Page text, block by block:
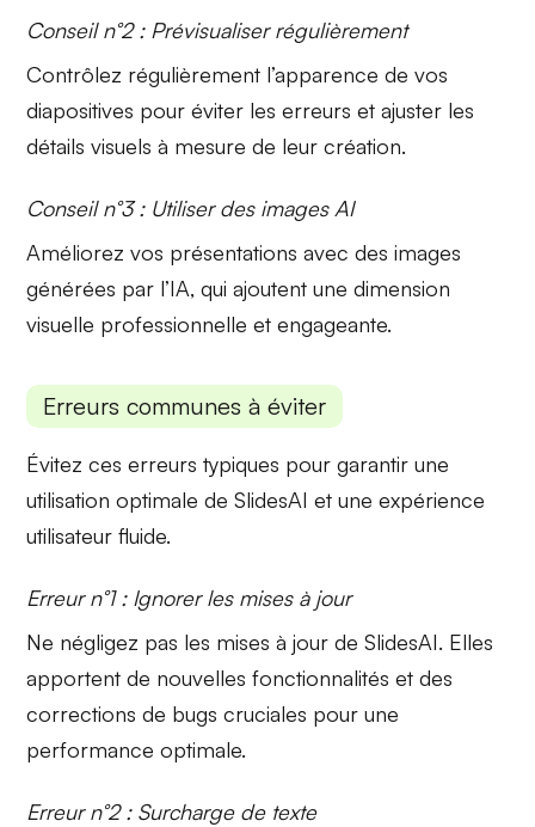
Conseil n°2 : Prévisualiser régulièrement
Contrôlez régulièrement l’apparence de vos
diapositives pour éviter les erreurs et ajuster les
détails visuels à mesure de leur création.
Conseil n°3 : Utiliser des images AI
Améliorez vos présentations avec desimages
générées par l’IA, qui ajoutent une dimension
visuelle professionnelle et engageante.
Erreurs communes à éviter
Évitez ces erreurs typiques pour garantir une
utilisation optimale deSlidesAI et une expérience
utilisateur fluide.
Erreur n°1 : Ignorer les mises à jour
Ne négligez pas les mises à jour de SlidesAI. Elles
apportent de nouvelles fonctionnalités et des
corrections de bugs cruciales pour une
performance optimale.
Erreur n°2 : Surcharge de texte